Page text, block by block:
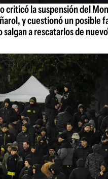
criticó la suspensión del
y cuestionó un posible
salgan a rescatarlos de